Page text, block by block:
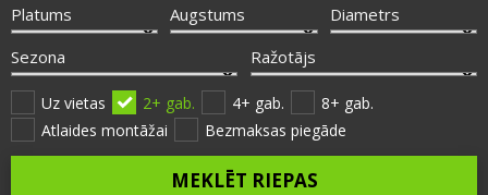
Vissezonas riepas
CENRĀDIS
Riepu montāža un balansēšana
Disku remonts
Riepu remonts
ONLINE PIERAKSTS 24/7
Vakances
Noderīgi
Platums Augstums
Diametrs
Sezona
Ražotājs
Uz vietas 2+ gab. 4+ gab.
8+ gab.
Atlaides montāžai
Bezmaksas piegāde
MEKLĒT RIEPAS